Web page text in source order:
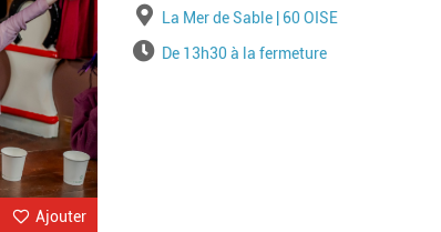
Ajouter
Lieu
La Mer de Sable | 60 OISE
HorairesDe 13h30 à la fermeture